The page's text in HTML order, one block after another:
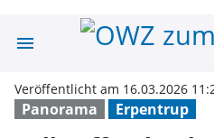
menu
Panorama Erpentrup
Veröffentlicht am 16.03.2026